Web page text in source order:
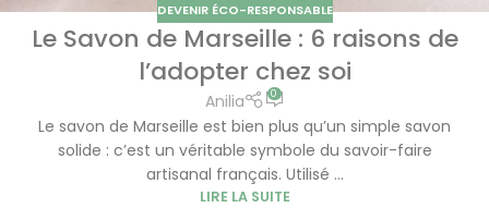
DEVENIR ÉCO-RESPONSABLE
Le Savon de Marseille : 6 raisons de
l’adopter chez soi
Anilia 0
Le savon de Marseille est bien plus qu’un simple savon
solide : c’est un véritable symbole du savoir-faire
artisanal français. Utilisé ...
LIRE LA SUITE